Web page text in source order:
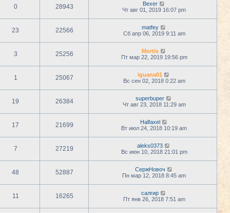
0 28943
Bexer
Чт авг 01, 2019 16:07 pm
23 22566
matfey
Сб апр 06, 2019 9:11 am
3 25256
Mortis
Пт мар 22, 2019 19:56 pm
1 25067
iguana01
Вс сен 02, 2018 0:22 am
19 26384
superbuper
Чт авг 23, 2018 11:29 am
17 21699
Halfaxel
Вт июл 24, 2018 10:19 am
7 27219
aleks0373
Вс июн 10, 2018 21:01 pm
48 52887
СержНовоч
Пн мар 12, 2018 8:45 am
11 16265
салгир
Пт янв 26, 2018 7:51 am